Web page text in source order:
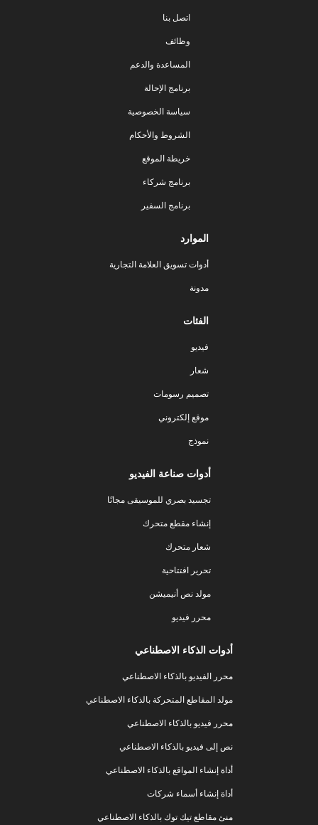
اتصل بنا
وظائف
المساعدة والدعم
برنامج الإحالة
سياسة الخصوصية
الشروط والأحكام
خريطة الموقع
برنامج شركاء
برنامج السفير
الموارد
أدوات تسويق العلامة التجارية
مدونة
الفئات
فيديو
شعار
تصميم رسومات
موقع إلكتروني
نموذج
أدوات صناعة الفيديو
تجسيد بصري للموسيقى مجانًا
إنشاء مقطع متحرك
شعار متحرك
تحرير افتتاحية
مولد نص أنيميشن
محرر فيديو
أدوات الذكاء الاصطناعي
محرر الفيديو بالذكاء الاصطناعي
مولد المقاطع المتحركة بالذكاء الاصطناعي
محرر فيديو بالذكاء الاصطناعي
نص إلى فيديو بالذكاء الاصطناعي
أداة إنشاء المواقع بالذكاء الاصطناعي
أداة إنشاء أسماء شركات
منئ مقاطع تيك توك بالذكاء الاصطناعي